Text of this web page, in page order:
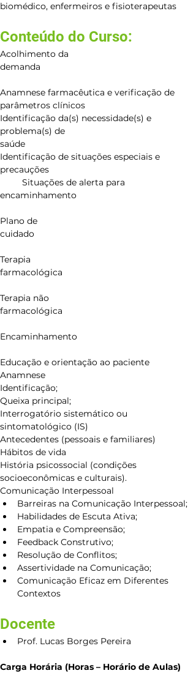
biomédico, enfermeiros e fisioterapeutas
Conteúdo do Curso:
Acolhimento da
demanda
Anamnese farmacêutica e verificação de
parâmetros clínicos
Identificação da(s) necessidade(s) e
problema(s) de
saúde
Identificação de situações especiais e
precauções
Situações de alerta para
encaminhamento
Plano de
cuidado
Terapia
farmacológica
Terapia não
farmacológica
Encaminhamento
Educação e orientação ao paciente
Anamnese
Identificação;
Queixa principal;
Interrogatório sistemático ou
sintomatológico (IS)
Antecedentes (pessoais e familiares)
Hábitos de vida
História psicossocial (condições
socioeconômicas e culturais).
Comunicação Interpessoal
Barreiras na Comunicação Interpessoal;
Habilidades de Escuta Ativa;
Empatia e Compreensão;
Feedback Construtivo;
Resolução de Conflitos;
Assertividade na Comunicação;
Comunicação Eficaz em Diferentes
Contextos
Docente
Prof. Lucas Borges Pereira
Carga Horária (Horas – Horário de Aulas)